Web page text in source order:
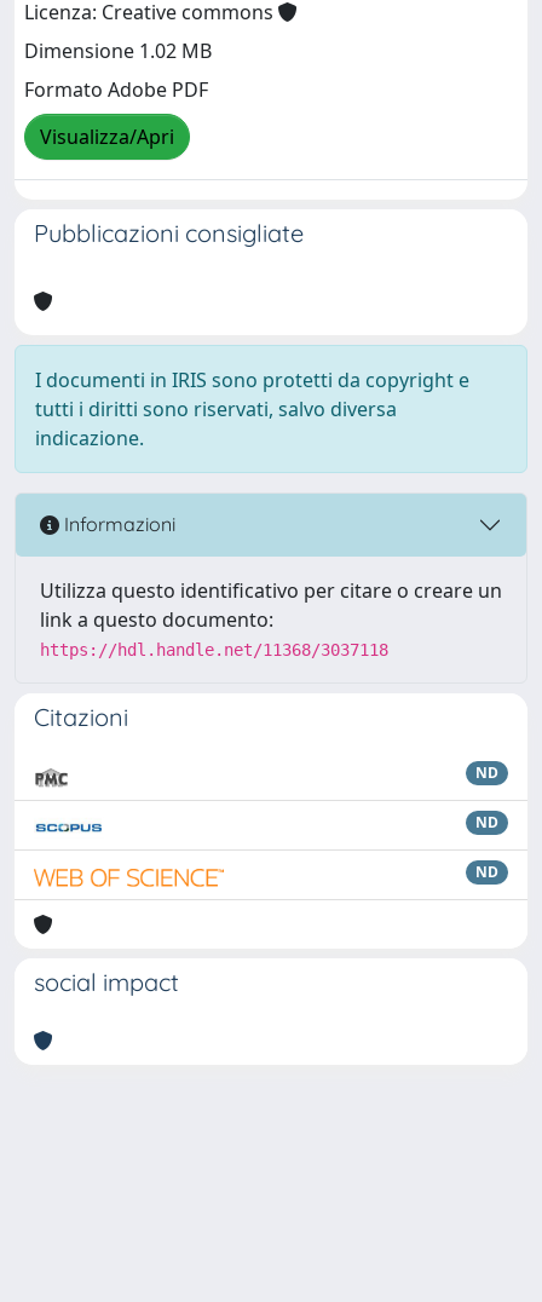
Licenza: Creative commons
Dimensione 1.02 MB
Formato Adobe PDF
Visualizza/Apri
Pubblicazioni consigliate
I documenti in IRIS sono protetti da copyright e
tutti i diritti sono riservati, salvo diversa
indicazione.
Informazioni
Utilizza questo identificativo per citare o creare un
link a questo documento:
https://hdl.handle.net/11368/3037118
Citazioni
ND
ND
ND
social impact